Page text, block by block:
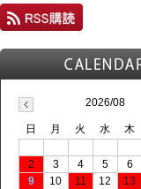
2026/08
日 月 火 水 木
2
3 4 5 6
9
10 11 12 13